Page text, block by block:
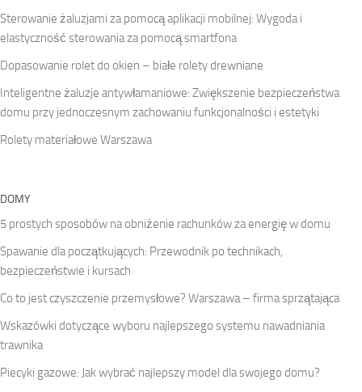
Sterowanie żaluzjami za pomocą aplikacji mobilnej: Wygoda i
elastyczność sterowania za pomocą smartfona
Dopasowanie rolet do okien – białe rolety drewniane
Inteligentne żaluzje antywłamaniowe: Zwiększenie bezpieczeństwa
domu przy jednoczesnym zachowaniu funkcjonalności i estetyki
Rolety materiałowe Warszawa
DOMY
5 prostych sposobów na obniżenie rachunków za energię w domu
Spawanie dla początkujących: Przewodnik po technikach,
bezpieczeństwie i kursach
Co to jest czyszczenie przemysłowe? Warszawa – firma sprzątająca
Wskazówki dotyczące wyboru najlepszego systemu nawadniania
trawnika
Piecyki gazowe: Jak wybrać najlepszy model dla swojego domu?